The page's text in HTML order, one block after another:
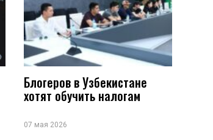
Блогеров в Узбекистане
хотят обучить налогам
07 мая 2026